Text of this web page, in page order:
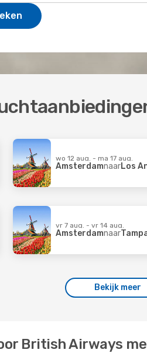
wo 12 aug. - ma 17 aug.
AmsterdamnaarLos
vr 7 aug. - vr 14 aug.
Amsterdamnaar
Bekijk meer
British Airways